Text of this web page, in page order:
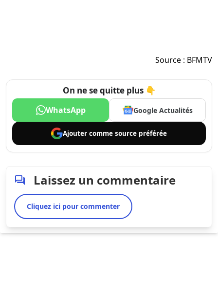
Source : BFMTV
On ne se quitte plus 👇
WhatsApp Google Actualités
Ajouter comme source préférée
Laissez un commentaire
Cliquez ici pour commenter